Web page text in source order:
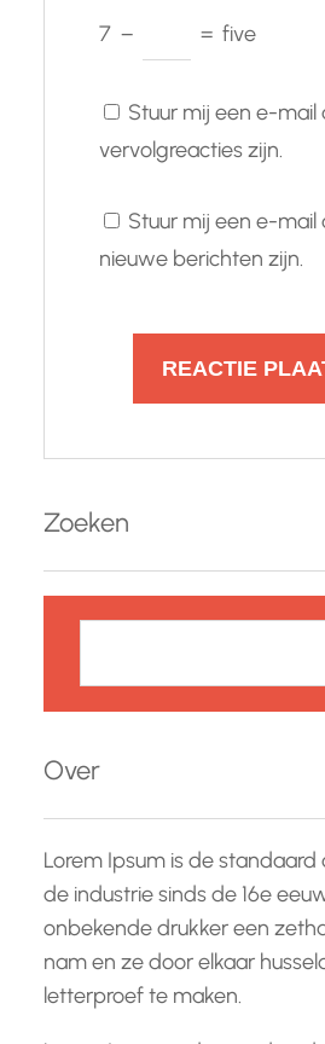
7 − = five
Stuur mij een e-mail
vervolgreacties zijn.
Stuur mij een e-mail
nieuwe berichten zijn.
Zoeken
k
n
Over
Lorem Ipsum is de
de industrie sinds de 16e
onbekende drukker een
nam en ze door elkaar
letterproef te maken.